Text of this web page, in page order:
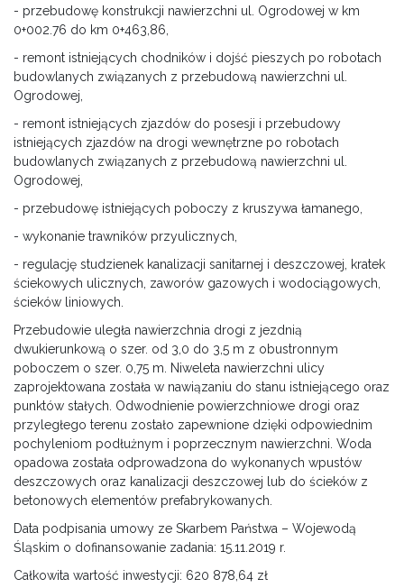
- przebudowę konstrukcji nawierzchni ul. Ogrodowej w km
0+002.76 do km 0+463,86,
- remont istniejących chodników i dojść pieszych po robotach
budowlanych związanych z przebudową nawierzchni ul.
Ogrodowej,
- remont istniejących zjazdów do posesji i przebudowy
istniejących zjazdów na drogi wewnętrzne po robotach
budowlanych związanych z przebudową nawierzchni ul.
Ogrodowej,
- przebudowę istniejących poboczy z kruszywa łamanego,
- wykonanie trawników przyulicznych,
- regulację studzienek kanalizacji sanitarnej i deszczowej, kratek
ściekowych ulicznych, zaworów gazowych i wodociągowych,
ścieków liniowych.
Przebudowie uległa nawierzchnia drogi z jezdnią
dwukierunkową o szer. od 3,0 do 3,5 m z obustronnym
poboczem o szer. 0,75 m. Niweleta nawierzchni ulicy
zaprojektowana została w nawiązaniu do stanu istniejącego oraz
punktów stałych. Odwodnienie powierzchniowe drogi oraz
przyległego terenu zostało zapewnione dzięki odpowiednim
pochyleniom podłużnym i poprzecznym nawierzchni. Woda
opadowa została odprowadzona do wykonanych wpustów
deszczowych oraz kanalizacji deszczowej lub do ścieków z
betonowych elementów prefabrykowanych.
Data podpisania umowy ze Skarbem Państwa – Wojewodą
Śląskim o dofinansowanie zadania: 15.11.2019 r.
Całkowita wartość inwestycji: 620 878,64 zł